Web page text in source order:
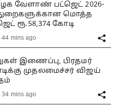
வேளாண் பட்ஜெட் 2026-
மொத்த
ரூ.58,374 கோடி
44 mins ago
இணைப்பு, பிரதமர்
முதலமைச்சர் விஜய்
34 mins ago